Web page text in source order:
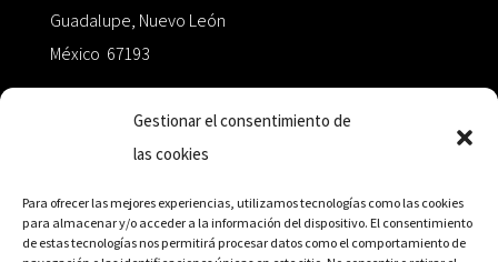
Gestionar el consentimiento de
las cookies
Para ofrecer las mejores experiencias, utilizamos tecnologías como las cookies
para almacenar y/o acceder a la información del dispositivo. El consentimiento
de estas tecnologías nos permitirá procesar datos como el comportamiento de
Guadalupe, Nuevo León
México 67193
+52 811.499.5638
RED DE DISTRIBUCIÓN